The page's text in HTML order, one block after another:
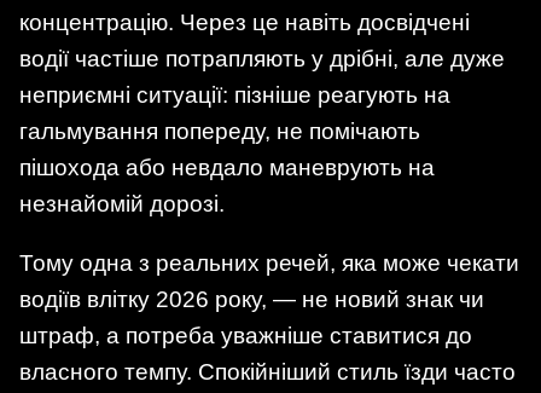
концентрацію. Через це навіть досвідчені
водії частіше потрапляють у дрібні, але дуже
неприємні ситуації: пізніше реагують на
гальмування попереду, не помічають
пішохода або невдало маневрують на
незнайомій дорозі.
Тому одна з реальних речей, яка може чекати
водіїв влітку 2026 року, — не новий знак чи
штраф, а потреба уважніше ставитися до
власного темпу. Спокійніший стиль їзди часто